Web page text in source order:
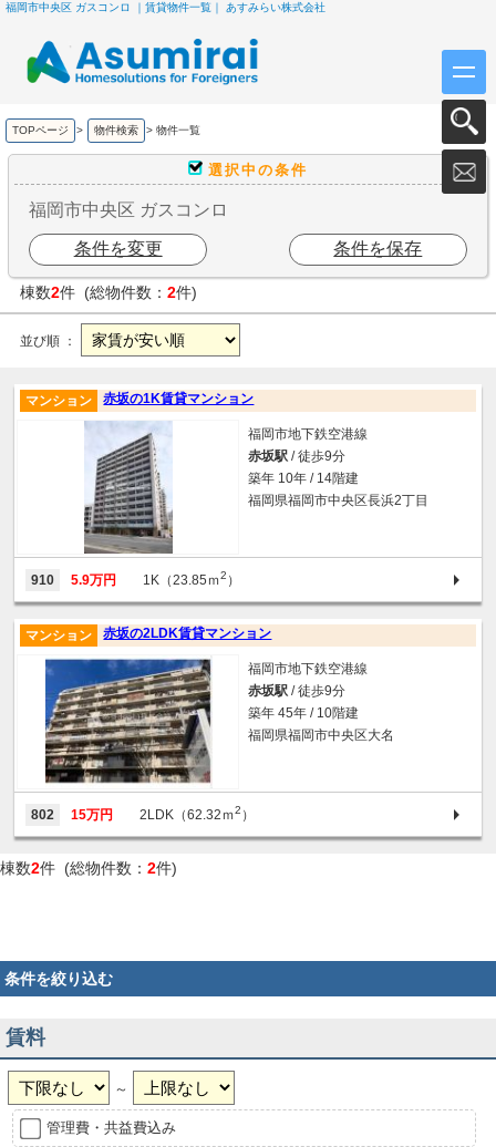
福岡市中央区 ガスコンロ ｜賃貸物件一覧｜ あすみらい株式会社
TOPページ > 物件検索 > 物件一覧
選択中の条件
福岡市中央区 ガスコンロ
条件を変更 条件を保存
棟数2件 (総物件数： 2件)
並び順 ：
赤坂の1K賃貸マンション
マンション
福岡市地下鉄空港線
赤坂駅 / 徒歩9分
築年 10年 / 14階建
福岡県福岡市中央区長浜2丁目
910 5.9万円 1K（23.85ｍ2 ）
赤坂の2LDK賃貸マンション
マンション
福岡市地下鉄空港線
赤坂駅 / 徒歩9分
築年 45年 / 10階建
福岡県福岡市中央区大名
802 15万円 2LDK（62.32ｍ2 ）
棟数2件 (総物件数： 2件)
条件を絞り込む
賃料
～
管理費・共益費込み